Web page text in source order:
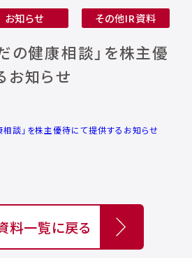
お知らせ その他IR資料
の健康相談」を株主優
お知らせ
相談」を株主優待にて提供するお知らせ
料一覧に戻る